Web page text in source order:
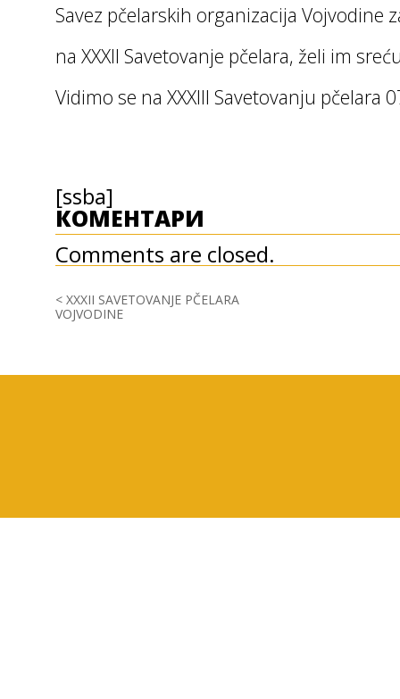
Savez pčelarskih organizacija Vojvodine
na XXXII Savetovanje pčelara, želi im
Vidimo se na XXXIII Savetovanju pčelara
[ssba]
КОМЕНТАРИ
Comments are closed.
< XXXII SAVETOVANJE PČELARA
VOJVODINE